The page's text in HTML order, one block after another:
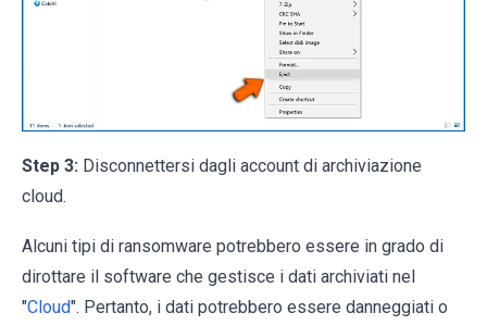
Step 3: Disconnettersi dagli account di archiviazione
cloud.
Alcuni tipi di ransomware potrebbero essere in grado di
dirottare il software che gestisce i dati archiviati nel
"Cloud". Pertanto, i dati potrebbero essere danneggiati o